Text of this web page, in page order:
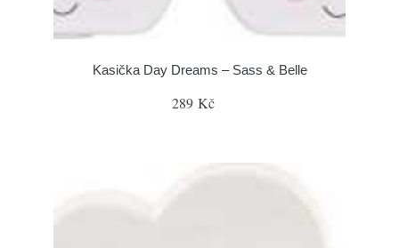
Kasička Day Dreams – Sass & Belle
289 Kč